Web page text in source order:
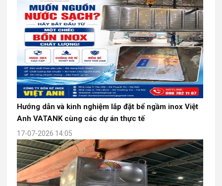
Hướng dẫn và kinh nghiệm lắp đặt bể ngầm inox Việt
Anh VATANK cùng các dự án thực tế
17-07-2026 14:05